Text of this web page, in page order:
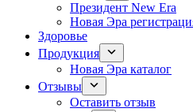
Президент New Era
Новая Эра
Здоровье
Продукция
Новая Эра каталог
Отзывы
Оставить отзыв